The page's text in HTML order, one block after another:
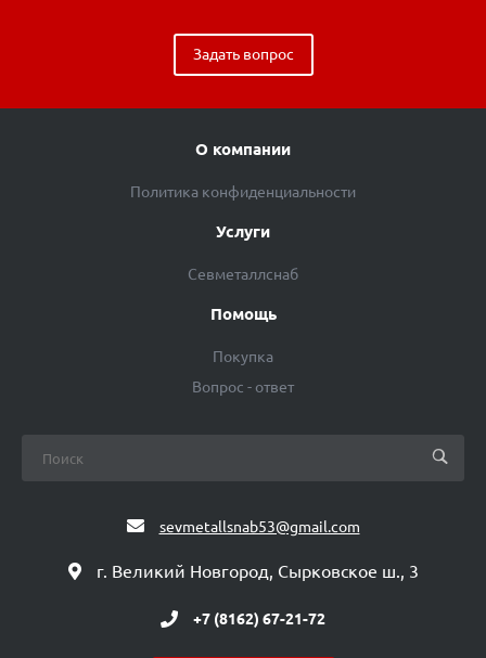
Задать вопрос
О компании
Политика конфиденциальности
Услуги
Севметаллснаб
Помощь
Покупка
Вопрос - ответ
sevmetallsnab53@gmail.com
г. Великий Новгород, Сырковское ш., 3
+7 (8162) 67-21-72